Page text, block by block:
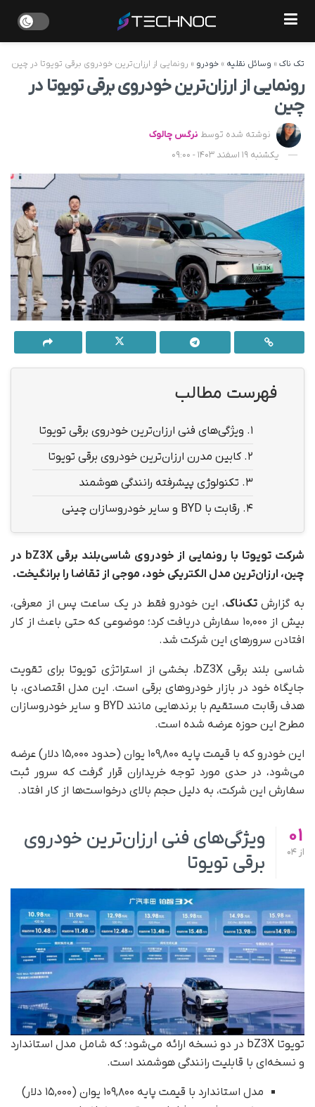
تک ناک» وسائل نقلیه » خودرو » رونمایی از ارزان‌ترین خودروی برقی تویوتا در چین
رونمایی از ارزان‌ترین خودروی برقی تویوتا در
چین
نوشته شده توسط نرگس چالوک
یکشنبه 19 اسفند 1403 - 09:00
فهرست مطالب
1. ویژگی‌های فنی ارزان‌ترین خودروی برقی تویوتا
2. کابین مدرن ارزان‌ترین خودروی برقی تویوتا
3. تکنولوژی پیشرفته رانندگی هوشمند
4. رقابت با BYD و سایر خودروسازان چینی
شرکت تویوتا با رونمایی از خودروی شاسی‌بلند برقی bZ3X در
چین، ارزان‌ترین مدل الکتریکی خود، موجی از تقاضا را برانگیخت.
به گزارشتک‌ناک، این خودرو فقط در یک ساعت پس از معرفی،
بیش از ۱۰,۰۰۰ سفارش دریافت کرد؛ موضوعی که حتی باعث از کار
افتادن سرورهای این شرکت شد.
شاسی بلند برقی bZ3X، بخشی از استراتژی تویوتا برای تقویت
جایگاه خود در بازار خودروهای برقی است. این مدل اقتصادی، با
هدف رقابت مستقیم با برندهایی مانند BYD و سایر خودروسازان
مطرح این حوزه عرضه شده است.
این خودرو که با قیمت پایه ۱۰۹,۸۰۰ یوان (حدود ۱۵,۰۰۰ دلار) عرضه
می‌شود، در حدی مورد توجه خریداران قرار گرفت که سرور ثبت
سفارش این شرکت، به دلیل حجم بالای درخواست‌ها از کار افتاد.
01
از
ویژگی‌های فنی ارزان‌ترین خودروی
برقی تویوتا
تویوتا bZ3X در دو نسخه ارائه می‌شود؛ که شامل مدل استاندارد
و نسخه‌ای با قابلیت رانندگی هوشمند است.
مدل استاندارد با قیمت پایه ۱۰۹,۸۰۰ یوان (۱۵,۰۰۰ دلار)